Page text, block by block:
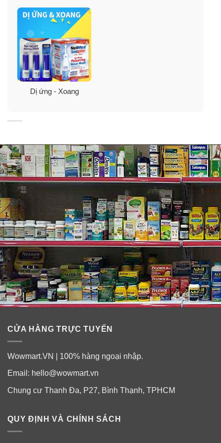
*Dị ứng từ phấn hoa, động vật, nấm mốc và bụi.
Claritin® giúp giảm các triệu chứng dị ứng do bên
ngoài tác động
Claritin® làm giảm các dị ứng theo mùa gây ra bởi sự
phản ứng thái quá của hệ thống miễn dịch đối với các
chất gây dị ứng được tìm thấy bên ngoài, giống như các
bào tử nấm mốc, và cây cỏ, cỏ và phấn hoa.
Dị ứng - Xoang
CỬA HÀNG TRỰC TUYẾN
Wowmart.VN | 100% hàng ngoại nhập.
Email: hello@wowmart.vn
Chung cư Thanh Đa, P27, Bình Thạnh, TPHCM
QUY ĐỊNH VÀ CHÍNH SÁCH